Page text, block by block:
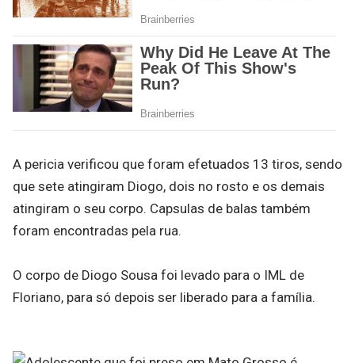
A pericia verificou que foram efetuados 13 tiros, sendo
que sete atingiram Diogo, dois no rosto e os demais
atingiram o seu corpo. Capsulas de balas também
foram encontradas pela rua.
O corpo de Diogo Sousa foi levado para o IML de
Floriano, para só depois ser liberado para a família.